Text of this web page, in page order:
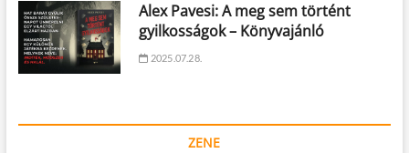
Alex Pavesi: A meg sem történt
gyilkosságok – Könyvajánló
2025.07.28.
ZENE